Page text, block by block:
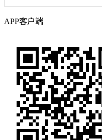
APP客户端